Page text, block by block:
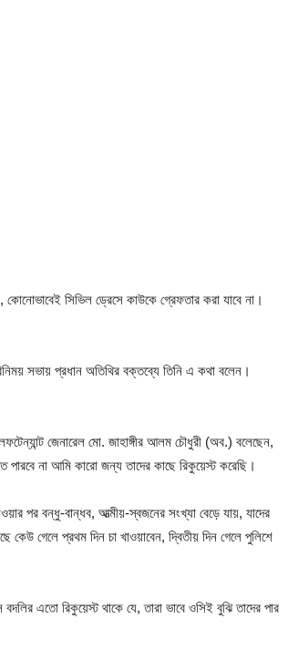
কোনোভাবেই সিভিল ড্রেসে কাউকে গ্রেফতার করা যাবে না।
সভায় প্রধান অতিথির বক্তব্যে তিনি এ কথা বলেন।
জেনারেল মো. জাহাঙ্গীর আলম চৌধুরী (অব.) বলেছেন,
না আমি কারো জন্য তাদের কাছে রিকুয়েস্ট করেছি।
পর বন্ধু-বান্ধব, আত্মীয়-স্বজনের সংখ্যা বেড়ে যায়, যাদের
কেউ গেলে প্রথম দিন চা খাওয়াবেন, দ্বিতীয় দিন গেলে পুলিশে
এতো রিকুয়েস্ট থাকে যে, তারা ভাবে ওসিই বুঝি তাদের পার